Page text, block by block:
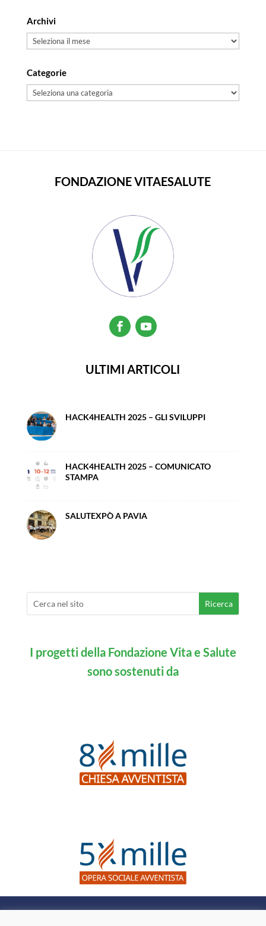
Archivi
Archivi
Categorie
Categorie
FONDAZIONE VITAESALUTE
ULTIMI ARTICOLI
HACK4HEALTH 2025 – GLI SVILUPPI
HACK4HEALTH 2025 – COMUNICATO
STAMPA
SALUTEXPÒ A PAVIA
I progetti della Fondazione Vita e Salute
sono sostenuti da